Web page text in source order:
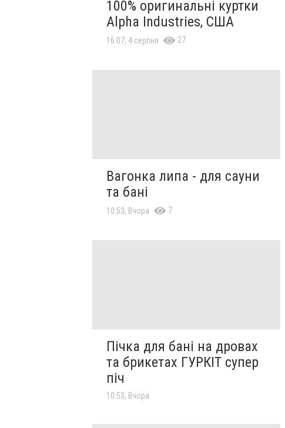
100% оригинальні куртки
Alpha Industries, США
16:07, 4 серпня 27
Вагонка липа - для сауни
та бані
10:53, Вчора 7
Пічка для бані на дровах
та брикетах ГУРКІТ супер
піч
10:53, Вчора